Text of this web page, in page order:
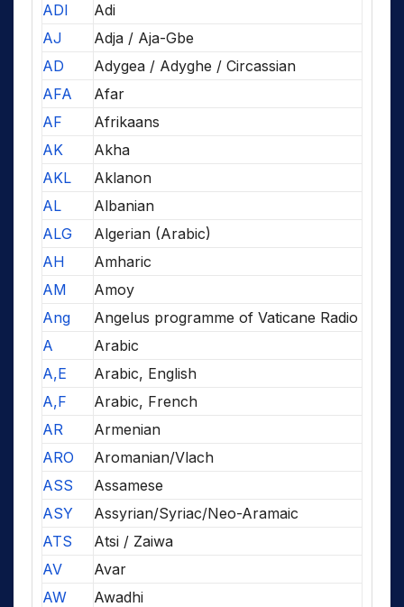
ADI
Adi
AJ
Adja / Aja-Gbe
AD
Adygea / Adyghe / Circassian
AFA
Afar
AF
Afrikaans
AK
Akha
AKL
Aklanon
AL
Albanian
ALG
Algerian (Arabic)
AH
Amharic
AM
Amoy
Ang
Angelus programme of Vaticane Radio
A
Arabic
A,E
Arabic, English
A,F
Arabic, French
AR
Armenian
ARO
Aromanian/Vlach
ASS
Assamese
ASY
Assyrian/Syriac/Neo-Aramaic
ATS
Atsi / Zaiwa
AV
Avar
AW
Awadhi